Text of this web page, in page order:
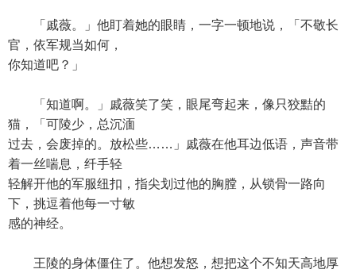
「戚薇。」他盯着她的眼睛，一字一顿地说，「不敬长
官，依军规当如何，
你知道吧？」
「知道啊。」戚薇笑了笑，眼尾弯起来，像只狡黠的
猫，「可陵少，总沉湎
过去，会废掉的。放松些……」戚薇在他耳边低语，声音带
着一丝喘息，纤手轻
轻解开他的军服纽扣，指尖划过他的胸膛，从锁骨一路向
下，挑逗着他每一寸敏
感的神经。
王陵的身体僵住了。他想发怒，想把这个不知天高地厚